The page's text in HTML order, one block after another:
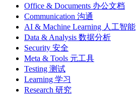
Office & Documents 办公文档
Communication 沟通
AI & Machine Learning 人工智能
Data & Analysis 数据分析
Security 安全
Meta & Tools 元工具
Testing 测试
Learning 学习
Research 研究